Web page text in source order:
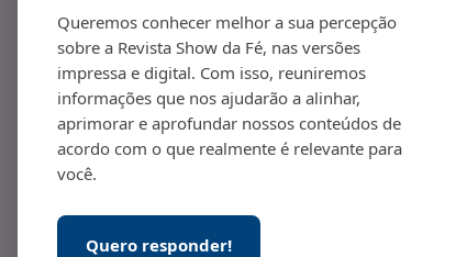
Queremos conhecer melhor a sua percepção
sobre a Revista Show da Fé, nas versões
impressa e digital. Com isso, reuniremos
informações que nos ajudarão a alinhar,
aprimorar e aprofundar nossos conteúdos de
acordo com o que realmente é relevante para
você.
Quero responder!